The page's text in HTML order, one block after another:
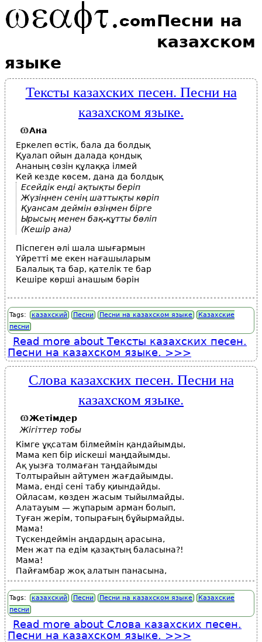
Песни на
казахском
языке
Тексты казахских песен. Песни на
казахском языке.
Ана
Еркелеп өстік, бала да болдық
Қуалап ойын далада қондық
Ананың сөзін құлаққа ілмей
Кей кезде көсем, дана да болдық
Есейдік енді ақтықты беріп
Жүзіңнен сенің шаттықты көріп
Қуансам деймін өзіңмен бірге
Ырысың менен бақ-құтты бөліп
(Кешір ана)
Піспеген әлі шала шығармын
Үйретті ме екен нағашыларым
Балалық та бар, қателік те бар
Кешіре көрші анашым бәрін
Tags: казахский Песни Песни на казахском языке
Казахские
песни
Read more about Тексты казахских песен.
Песни на казахском языке.
Слова казахских песен. Песни на
казахском языке.
Жетімдер
Жігіттер тобы
Кімге ұқсатам білмеймін қандайымды,
Мама кеп бір иіскеші маңдайымды.
Ақ уызға толмаған таңдайымды
Толтырайын айтумен жағдайымды.
Мама, енді сені табу қиындайды.
Ойласам, көзден жасым тыйылмайды.
Алатауым — жұпарым арман болып,
Туған жерім, топырағың бұйырмайды.
Мама!
Түскендеймін аңдардың арасына,
Мен жат па едім қазақтың баласына?!
Мама!
Пайғамбар жоқ алатын панасына,
Tags: казахский Песни Песни на казахском языке
Казахские
песни
Read more about Слова казахских песен.
Песни на казахском языке.